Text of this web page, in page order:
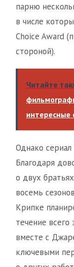
парню
в числе
Choice Award
стороной).
Читайте
интересные
Однако сериал
Благодаря
о двух
восемь
Крипке
течение
вместе с
ключевыми